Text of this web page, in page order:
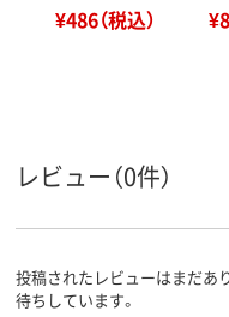
¥486（税込）
レビュー（0件）
投稿されたレビューはまだあ
待ちしています。